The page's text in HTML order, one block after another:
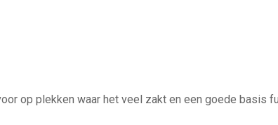
op plekken waar het veel zakt en een goede basis